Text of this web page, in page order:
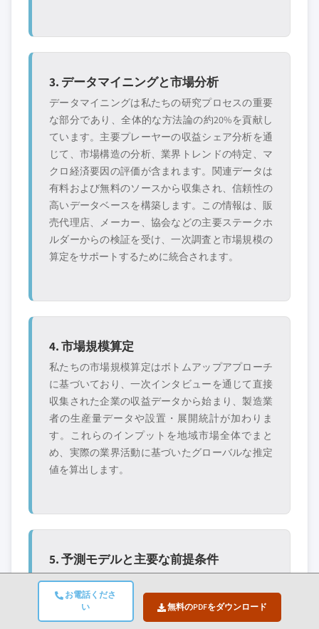
お電話くださ
い
無料のPDFをダウンロード
3. データマイニングと市場分析
データマイニングは私たちの研究プロセスの重要
な部分であり、全体的な方法論の約20%を貢献し
ています。主要プレーヤーの収益シェア分析を通
じて、市場構造の分析、業界トレンドの特定、マ
クロ経済要因の評価が含まれます。関連データは
有料および無料のソースから収集され、信頼性の
高いデータベースを構築します。この情報は、販
売代理店、メーカー、協会などの主要ステークホ
ルダーからの検証を受け、一次調査と市場規模の
算定をサポートするために統合されます。
4. 市場規模算定
私たちの市場規模算定はボトムアップアプローチ
に基づいており、一次インタビューを通じて直接
収集された企業の収益データから始まり、製造業
者の生産量データや設置・展開統計が加わりま
す。これらのインプットを地域市場全体でまと
め、実際の業界活動に基づいたグローバルな推定
値を算出します。
5. 予測モデルと主要な前提条件
すべての予測には以下の明示的な文書化が含まれ
ます：
✓ 主要な成長ドライバ
✓ 抑制要因と緩和シナ